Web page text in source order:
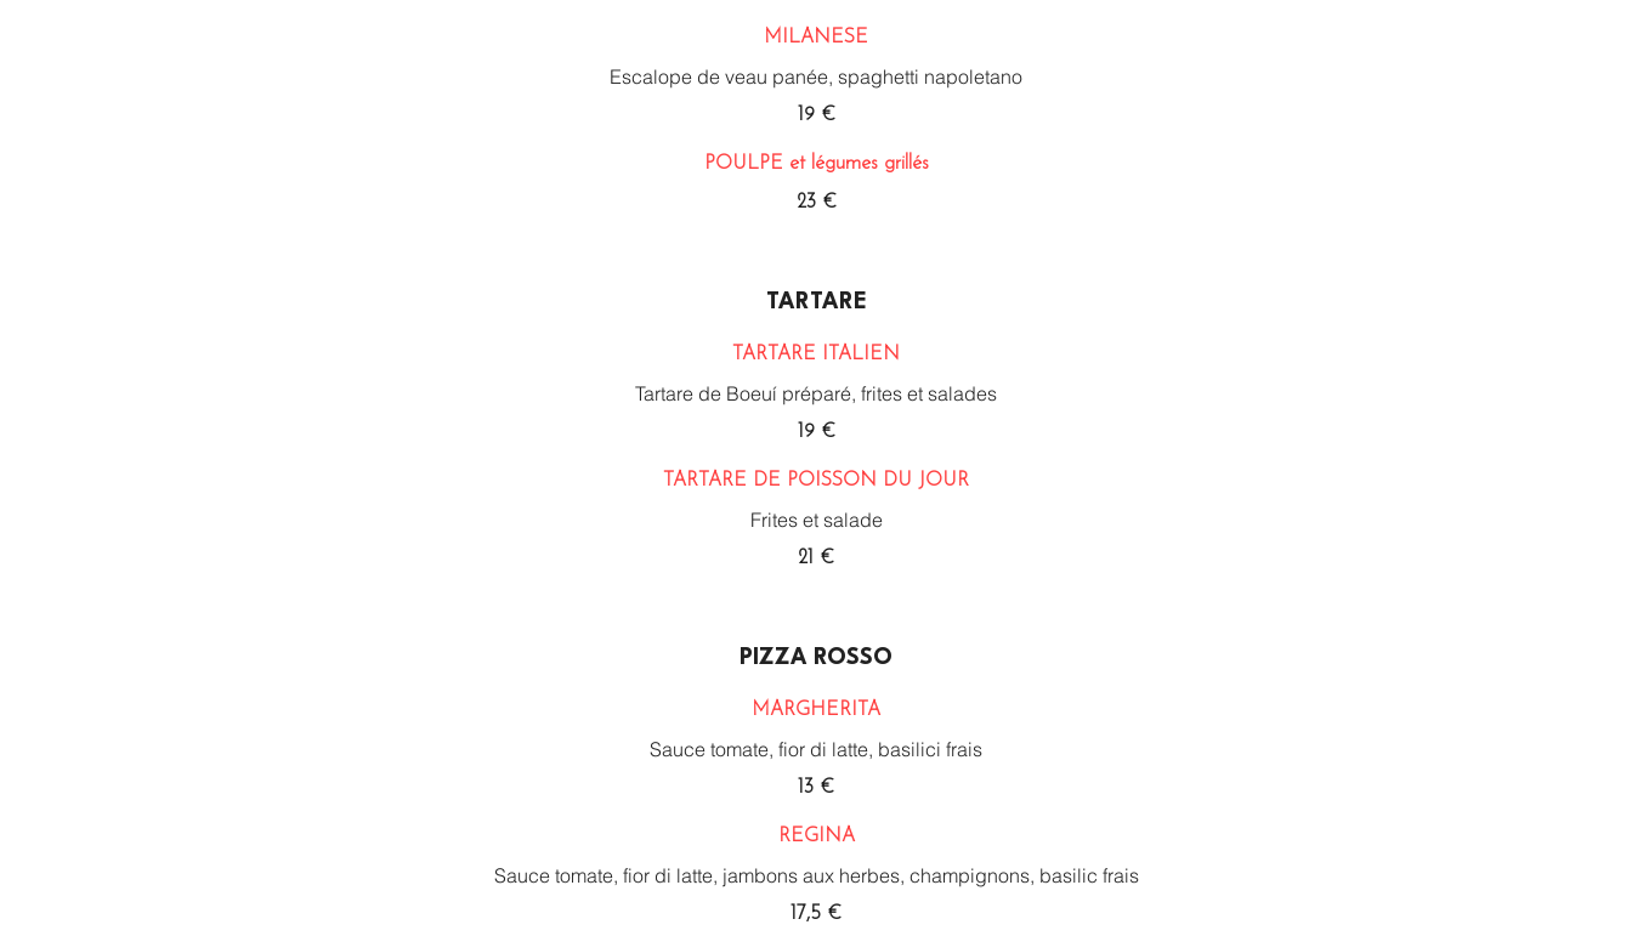
MILANESE
Escalope de veau panée, spaghetti napoletano
19 €
POULPE et légumes grillés
23 €
TARTARE
TARTARE ITALIEN
Tartare de Boeuí préparé, frites et salades
19 €
TARTARE DE POISSON DU JOUR
Frites et salade
21 €
PIZZA ROSSO
MARGHERITA
Sauce tomate, fior di latte, basilici frais
13 €
REGINA
Sauce tomate, fior di latte, jambons aux herbes, champignons, basilic frais
17,5 €